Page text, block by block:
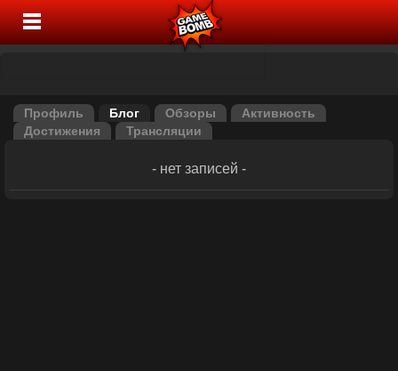
Профиль Блог Обзоры
Активность
Достижения
Трансляции
- нет записей -